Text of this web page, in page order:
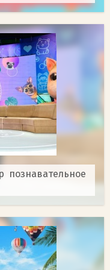
познавательное